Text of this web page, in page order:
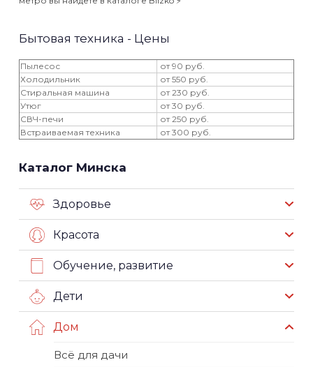
Бытовая техника - Цены
Пылесос
от 90 руб.
Холодильник
от 550 руб.
Стиральная машина
от 230 руб.
Утюг
от 30 руб.
СВЧ-печи
от 250 руб.
Встраиваемая техника
от 300 руб.
Каталог Минска
Здоровье
Красота
Обучение, развитие
Дети
Дом
Всё для дачи